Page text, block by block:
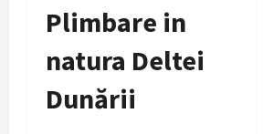
Plimbare in
natura Deltei
Dunării